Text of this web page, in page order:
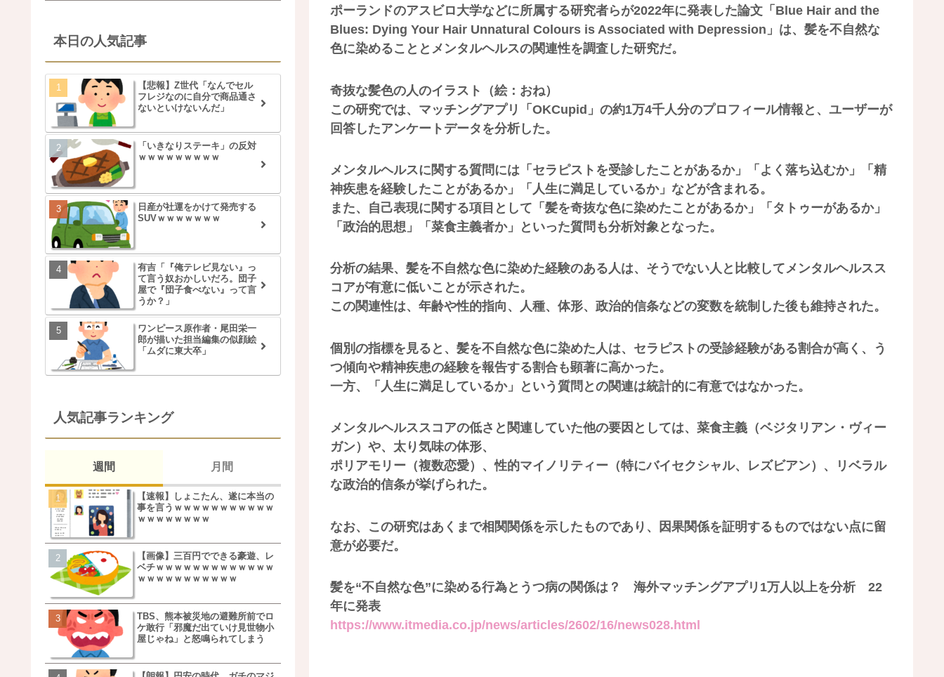
ポーランドのアスビロ大学などに所属する研究者らが2022年に発表した論文「Blue Hair and the
Blues: Dying Your Hair Unnatural Colours is Associated with Depression」は、髪を不自然な
色に染めることとメンタルヘルスの関連性を調査した研究だ。
奇抜な髪色の人のイラスト（絵：おね）
この研究では、マッチングアプリ「OKCupid」の約1万4千人分のプロフィール情報と、ユーザーが
回答したアンケートデータを分析した。
メンタルヘルスに関する質問には「セラピストを受診したことがあるか」「よく落ち込むか」「精
神疾患を経験したことがあるか」「人生に満足しているか」などが含まれる。
また、自己表現に関する項目として「髪を奇抜な色に染めたことがあるか」「タトゥーがあるか」
「政治的思想」「菜食主義者か」といった質問も分析対象となった。
分析の結果、髪を不自然な色に染めた経験のある人は、そうでない人と比較してメンタルヘルスス
コアが有意に低いことが示された。
この関連性は、年齢や性的指向、人種、体形、政治的信条などの変数を統制した後も維持された。
個別の指標を見ると、髪を不自然な色に染めた人は、セラピストの受診経験がある割合が高く、う
つ傾向や精神疾患の経験を報告する割合も顕著に高かった。
一方、「人生に満足しているか」という質問との関連は統計的に有意ではなかった。
メンタルヘルススコアの低さと関連していた他の要因としては、菜食主義（ベジタリアン・ヴィー
ガン）や、太り気味の体形、
ポリアモリー（複数恋愛）、性的マイノリティー（特にバイセクシャル、レズビアン）、リベラル
な政治的信条が挙げられた。
なお、この研究はあくまで相関関係を示したものであり、因果関係を証明するものではない点に留
意が必要だ。
髪を“不自然な色”に染める行為とうつ病の関係は？ 海外マッチングアプリ1万人以上を分析 22
年に発表
https://www.itmedia.co.jp/news/articles/2602/16/news028.html
本日の人気記事
【悲報】Z世代「なんでセル
フレジなのに自分で商品通さ
ないといけないんだ」
「いきなりステーキ」の反対
ｗｗｗｗｗｗｗｗｗ
日産が社運をかけて発売する
SUVｗｗｗｗｗｗｗ
有吉「『俺テレビ見ない』っ
て言う奴おかしいだろ。団子
屋で『団子食べない』って言
うか？」
ワンピース原作者・尾田栄一
郎が描いた担当編集の似顔絵
「ムダに東大卒」
人気記事ランキング
週間
【速報】しょこたん、遂に本当の
事を言うｗｗｗｗｗｗｗｗｗｗｗ
ｗｗｗｗｗｗｗｗ
【画像】三百円でできる豪遊、レ
ベチｗｗｗｗｗｗｗｗｗｗｗｗｗ
ｗｗｗｗｗｗｗｗｗｗｗ
TBS、熊本被災地の避難所前でロ
ケ敢行「邪魔だ出ていけ見世物小
屋じゃね」と怒鳴られてしまう
月間
松本若菜(42歳)とかいう突然現れ
た美人おばさん女優ｗｗｗｗｗｗ
ｗ
鬼越トマホーク良ちゃん、吉本を
事実上のクビにｗｗｗ
【画像】キモいオジサンが着てる
服一覧がこちらｗｗｗｗｗｗｗｗ
ｗ